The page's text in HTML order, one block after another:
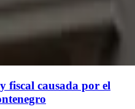
fiscal causada por el